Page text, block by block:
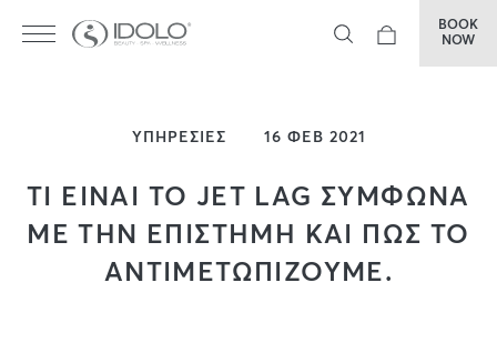
BOOK
NOW
ΥΠΗΡΕΣΙΕΣ 16 ΦΕΒ 2021
ΤΙ ΕΙΝΑΙ ΤΟ JET LAG ΣΥΜΦΩΝΑ
ΜΕ ΤΗΝ ΕΠΙΣΤΗΜΗ ΚΑΙ ΠΩΣ ΤΟ
ΑΝΤΙΜΕΤΩΠΙΖΟΥΜΕ.